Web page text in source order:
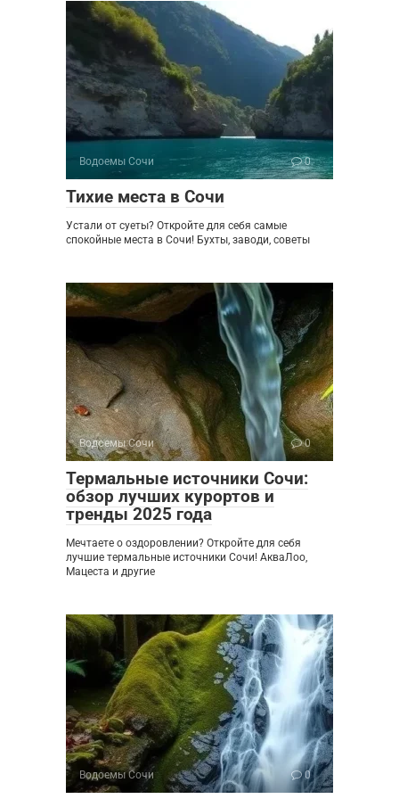
Водоемы Сочи 0
Тихие места в Сочи
Устали от суеты? Откройте для себя самые
спокойные места в Сочи! Бухты, заводи, советы
Водоемы Сочи 0
Термальные источники Сочи:
обзор лучших курортов и
тренды 2025 года
Мечтаете о оздоровлении? Откройте для себя
лучшие термальные источники Сочи! АкваЛоо,
Мацеста и другие
Водоемы Сочи 0